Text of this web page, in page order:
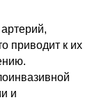
приводит к их
и